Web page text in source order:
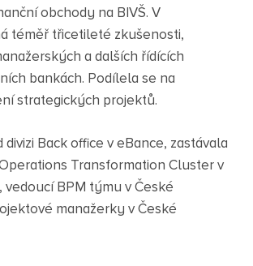
obchody na BIVŠ. V
téměř třicetileté zkušenosti,
a dalších řídících
bankách. Podílela se na
strategických projektů.
divizi Back office v eBance, zastávala
Transformation Cluster v
vedoucí BPM týmu v České
manažerky v České